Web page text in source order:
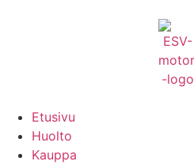
Etusivu
Huolto
Kauppa